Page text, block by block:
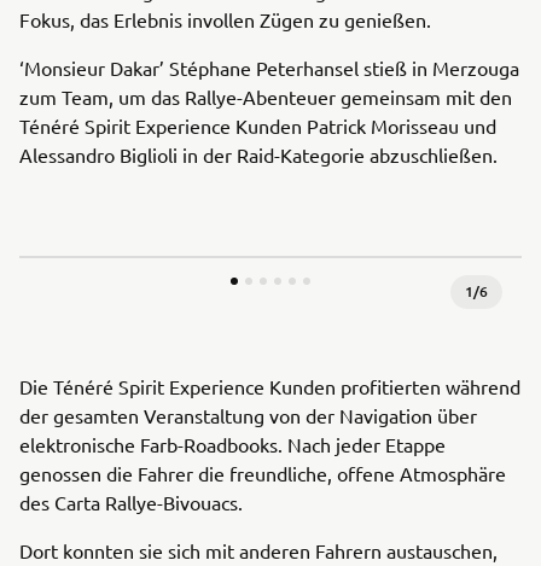
Fokus, das Erlebnis invollen Zügen zu genießen.
‘Monsieur Dakar’ Stéphane Peterhansel stieß in Merzouga
zum Team, um das Rallye-Abenteuer gemeinsam mit den
Ténéré Spirit Experience Kunden Patrick Morisseau und
Alessandro Biglioli in der Raid-Kategorie abzuschließen.
1/6
Die Ténéré Spirit Experience Kunden profitierten während
der gesamten Veranstaltung von der Navigation über
elektronische Farb-Roadbooks. Nach jeder Etappe
genossen die Fahrer die freundliche, offene Atmosphäre
des Carta Rallye-Bivouacs.
Dort konnten sie sich mit anderen Fahrern austauschen,